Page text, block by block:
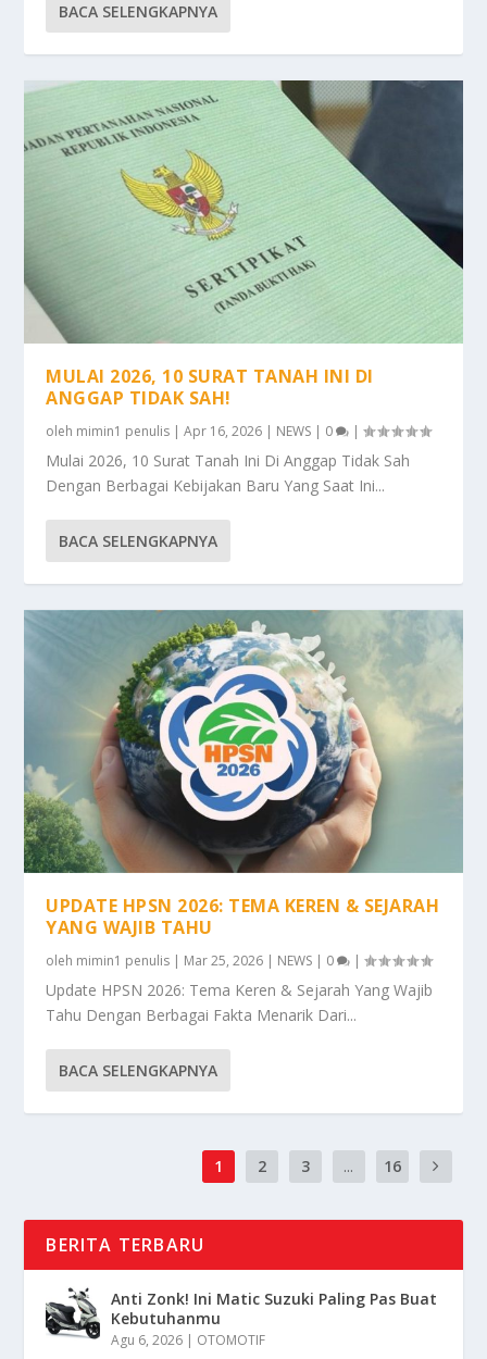
BACA SELENGKAPNYA
MULAI 2026, 10 SURAT TANAH INI DI
ANGGAP TIDAK SAH!
oleh mimin1 penulis |Apr 16, 2026 | NEWS | 0 |
Mulai 2026, 10 Surat Tanah Ini Di Anggap Tidak Sah
Dengan Berbagai Kebijakan Baru Yang Saat Ini...
BACA SELENGKAPNYA
UPDATE HPSN 2026: TEMA KEREN & SEJARAH
YANG WAJIB TAHU
oleh mimin1 penulis | Mar 25, 2026 | NEWS | 0 |
Update HPSN 2026: Tema Keren & Sejarah Yang Wajib
Tahu Dengan Berbagai Fakta Menarik Dari...
BACA SELENGKAPNYA
1 2 3 ... 16
BERITA TERBARU
Anti Zonk! Ini Matic Suzuki Paling Pas Buat
Kebutuhanmu
Agu 6, 2026 | OTOMOTIF